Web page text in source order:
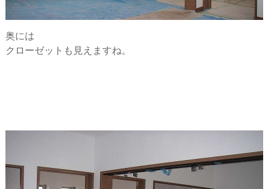
奥には
クローゼットも見えますね。